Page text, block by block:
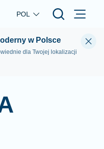
Skip to main content
POL
w Polsce
dla Twojej lokalizacji